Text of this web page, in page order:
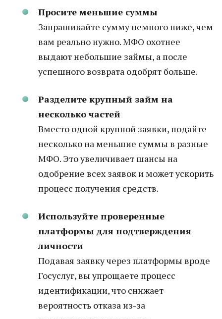
Просите меньшие суммы
Запрашивайте сумму немного ниже, чем
вам реально нужно. МФО охотнее
выдают небольшие займы, а после
успешного возврата одобрят больше.
Разделите крупный займ на
несколько частей
Вместо одной крупной заявки, подайте
несколько на меньшие суммы в разные
МФО. Это увеличивает шансы на
одобрение всех заявок и может ускорить
процесс получения средств.
Используйте проверенные
платформы для подтверждения
личности
Подавая заявку через платформы вроде
Госуслуг, вы упрощаете процесс
идентификации, что снижает
вероятность отказа из-за